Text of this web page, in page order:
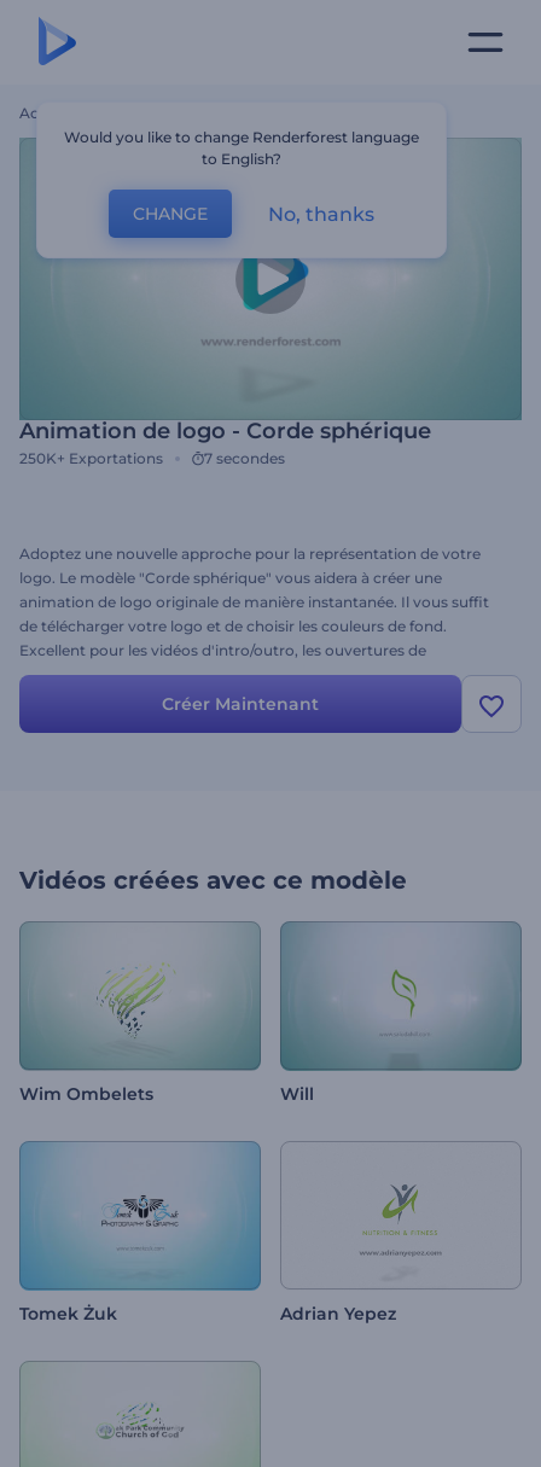
Accueil
Animation de logo - Corde sphérique
250K+ Exportations 7 secondes
Adoptez une nouvelle approche pour la représentation de votre
logo. Le modèle "Corde sphérique" vous aidera à créer une
animation de logo originale de manière instantanée. Il vous suffit
de télécharger votre logo et de choisir les couleurs de fond.
Excellent pour les vidéos d'intro/outro, les ouvertures de
présentation, les vidéos de marque, et bien plus encore. Essayez-le
Créer Maintenant
Vidéos créées avec ce modèle
Wim Ombelets Will
Tomek Żuk Adrian Yepez
Would you like to change Renderforest language
to English?
CHANGE No, thanks